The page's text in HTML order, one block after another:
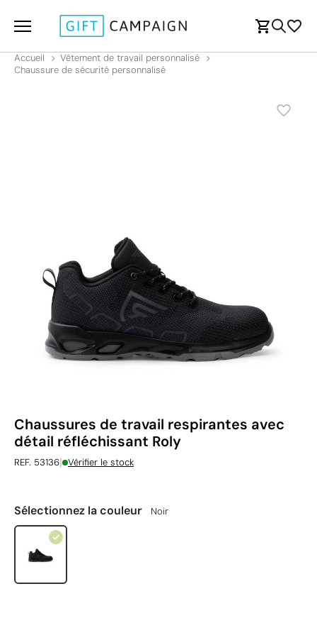
Accueil
Vêtement de travail personnalisé
Chaussure de sécurité personnalisé
Chaussures de travail respirantes avec
détail réfléchissant Roly
REF. 53136| Vérifier le stock
Sélectionnez la couleur Noir